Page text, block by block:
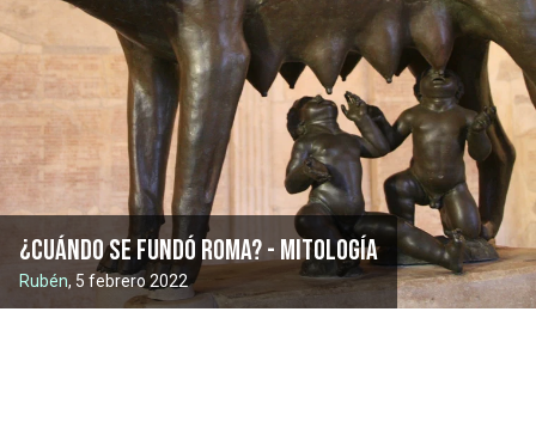
¿Cuándo se fundó Roma? - mitología
Rubén, 5 febrero 2022